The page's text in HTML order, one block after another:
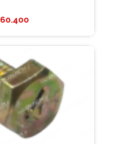
60.400